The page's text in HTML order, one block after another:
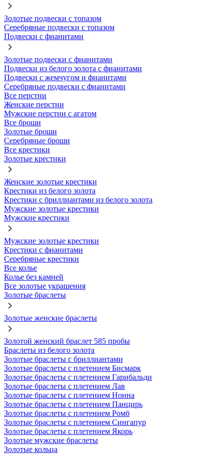
Золотые подвески с топазом
Серебряные подвески с топазом
Подвески с фианитами
Золотые подвески с фианитами
Подвески из белого золота с фианитами
Подвески с жемчугом и фианитами
Серебряные подвески с фианитами
Все перстни
Женские перстни
Мужские перстни с агатом
Все броши
Золотые броши
Серебряные броши
Все крестики
Золотые крестики
Женские золотые крестики
Крестики из белого золота
Крестики с бриллиантами из белого золота
Мужские золотые крестики
Мужские крестики
Мужские золотые крестики
Крестики с фианитами
Серебряные крестики
Все колье
Колье без камней
Все золотые украшения
Золотые браслеты
Золотые женские браслеты
Золотой женский браслет 585 пробы
Браслеты из белого золота
Золотые браслеты с бриллиантами
Золотые браслеты с плетением Бисмарк
Золотые браслеты с плетением Гарибальди
Золотые браслеты с плетением Лав
Золотые браслеты с плетением Нонна
Золотые браслеты с плетением Панцирь
Золотые браслеты с плетением Ромб
Золотые браслеты с плетением Сингапур
Золотые браслеты с плетением Якорь
Золотые мужские браслеты
Золотые кольца